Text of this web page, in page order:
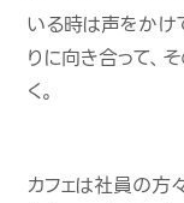
いる時は声をかけ
りに向き合って、
く。
カフェは社員の方